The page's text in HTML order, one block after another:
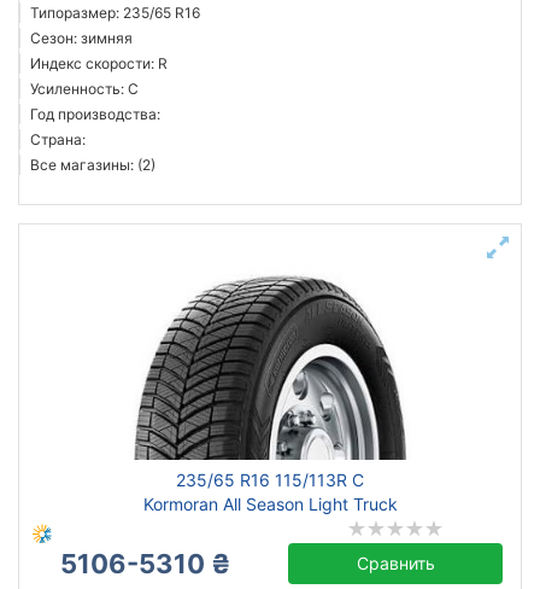
Типоразмер: 235/65 R16
Сезон: зимняя
Индекс скорости: R
Усиленность: C
Год производства:
Страна:
Все магазины: (2)
235/65 R16 115/113R C
Kormoran All Season Light Truck
5106-5310 ₴ Сравнить